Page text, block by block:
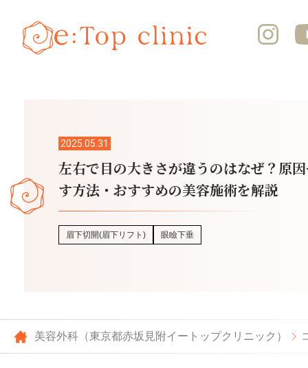
眉下切開(眉下リフト) 眼瞼下垂
左右で目の大きさが違うのはなぜ？原
す方法・おすすめの美容施術を解説
2025.05.31
美容外科（東京都赤坂見附イートップクリニック）